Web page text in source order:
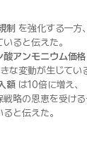
制 を強化する一方
ると伝えた。
酸アンモニウム価格
な変動が生じてい
額は10倍に増え、
略の恩恵を受け
と伝えた。